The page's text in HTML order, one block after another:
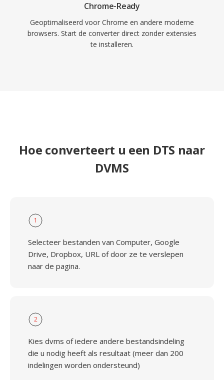
Chrome-Ready
Geoptimaliseerd voor Chrome en andere moderne
browsers. Start de converter direct zonder extensies
te installeren.
Hoe converteert u een DTS naar
DVMS
1
Selecteer bestanden van Computer, Google
Drive, Dropbox, URL of door ze te verslepen
naar de pagina.
2
Kies dvms of iedere andere bestandsindeling
die u nodig heeft als resultaat (meer dan 200
indelingen worden ondersteund)